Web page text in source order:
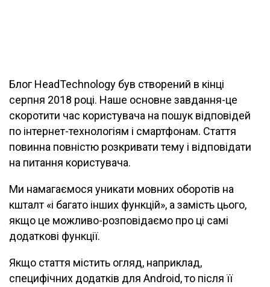
Блог HeadTechnology був створений в кінці
серпня 2018 році. Наше основне завдання-це
скоротити час користувача на пошук відповідей
по інтернет-технологіям і смартфонам. Стаття
повинна повністю розкривати тему і відповідати
на питання користувача.
Ми намагаємося уникати мовних оборотів на
кшталт «і багато інших функцій», а замість цього,
якщо це можливо-розповідаємо про ці самі
додаткові функції.
Якщо стаття містить огляд, наприклад,
специфічних додатків для Android, то після її